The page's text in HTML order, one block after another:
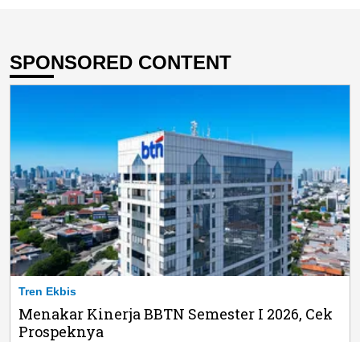
SPONSORED CONTENT
Tren Ekbis
Menakar Kinerja BBTN Semester I 2026, Cek
Prospeknya